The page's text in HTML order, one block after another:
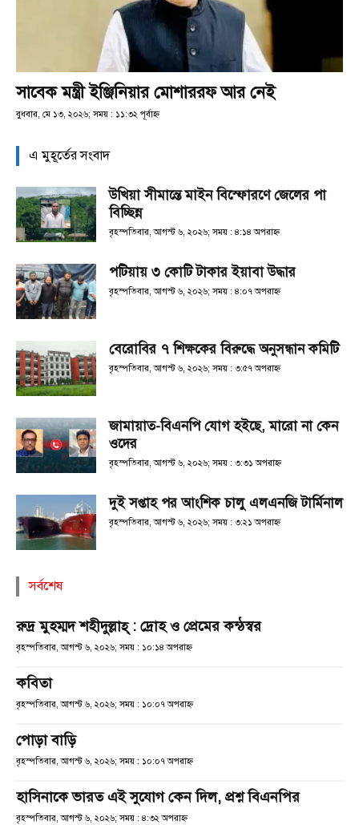
সাবেক মন্ত্রী ইঞ্জিনিয়ার মোশাররফ আর নেই
বুধবার, মে ১৩, ২০২৬; সময় : ১১:৩২ পূর্বাহ্ণ
এ মুহূর্তের সংবাদ
উখিয়া সীমান্তে মাইন বিস্ফোরণে জেলের পা
বিচ্ছিন্ন
বৃহস্পতিবার, আগস্ট ৬, ২০২৬; সময় : ৪:১৪ অপরাহ্ণ
পটিয়ায় ৩ কোটি টাকার ইয়াবা উদ্ধার
বৃহস্পতিবার, আগস্ট ৬, ২০২৬; সময় : ৪:০৭ অপরাহ্ণ
বেরোবির ৭ শিক্ষকের বিরুদ্ধে অনুসন্ধান কমিটি
বৃহস্পতিবার, আগস্ট ৬, ২০২৬; সময় : ৩:৫৭ অপরাহ্ণ
জামায়াত-বিএনপি যোগ হইছে, মারো না কেন
ওদের
বৃহস্পতিবার, আগস্ট ৬, ২০২৬; সময় : ৩:৩১ অপরাহ্ণ
দুই সপ্তাহ পর আংশিক চালু এলএনজি টার্মিনাল
বৃহস্পতিবার, আগস্ট ৬, ২০২৬; সময় : ৩:২১ অপরাহ্ণ
সর্বশেষ
রুদ্র মুহম্মদ শহীদুল্লাহ্ : দ্রোহ ও প্রেমের কন্ঠস্বর
বৃহস্পতিবার, আগস্ট ৬, ২০২৬; সময় : ১০:১৪ অপরাহ্ণ
কবিতা
বৃহস্পতিবার, আগস্ট ৬, ২০২৬; সময় : ১০:০৭ অপরাহ্ণ
পোড়া বাড়ি
বৃহস্পতিবার, আগস্ট ৬, ২০২৬; সময় : ১০:০৭ অপরাহ্ণ
হাসিনাকে ভারত এই সুযোগ কেন দিল, প্রশ্ন বিএনপির
বৃহস্পতিবার, আগস্ট ৬, ২০২৬; সময় : ৪:৩২ অপরাহ্ণ